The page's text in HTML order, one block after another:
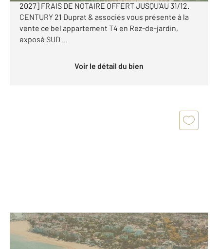
2027] FRAIS DE NOTAIRE OFFERT JUSQU'AU 31/12.
CENTURY 21 Duprat & associés vous présente à la
vente ce bel appartement T4 en Rez-de-jardin,
exposé SUD ...
Voir le détail du bien
AUDENGE 33
67,50 m2, 3 pièces
Ref : 10973